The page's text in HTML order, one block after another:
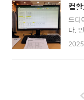
빵이
해.
을
에서
쁘다
니
에
이고
니
컴
드디
다.
운영
하